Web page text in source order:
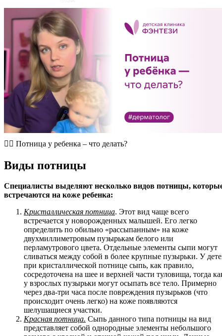
​👩‍⚕️ Потница у ребенка – что делать?
Виды потницы
Специалисты выделяют несколько видов потницы,
встречаются на коже ребенка:
Кристаллическая потница. Этот вид чаще всего
встречается у новорожденных малышей. Его легко
определить по обильно «рассыпанным» на коже
двухмиллиметровым пузырькам белого или
перламутрового цвета. Отдельные элементы сыпи могут
сливаться между собой в более крупные пузырьки. У
при кристаллической потнице сыпь, как правило,
сосредоточена на шее и верхней части туловища, тогда
у взрослых пузырьки могут осыпать все тело. Примерно
через два-три часа после повреждения пузырьков (что
происходит очень легко) на коже появляются
шелушащиеся участки.
Красная потница. Сыпь данного типа потницы на вид
представляет собой однородные элементы небольшого